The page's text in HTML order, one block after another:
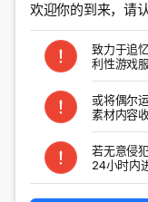
掉落怪物
以上结果对所有特殊爆
欢迎你的到来，请
致力于追
利性游戏
或将偶尔
素材内容
若无意侵
24小时内